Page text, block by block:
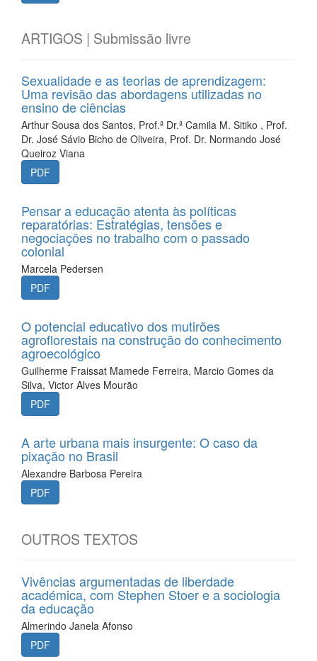
ARTIGOS | Submissão livre
Sexualidade e as teorias de aprendizagem:
Uma revisão das abordagens utilizadas no
ensino de ciências
Arthur Sousa dos Santos, Prof.ª Dr.ª Camila M. Sitiko , Prof.
Dr. José Sávio Bicho de Oliveira, Prof. Dr. Normando José
Queiroz Viana
PDF
Pensar a educação atenta às políticas
reparatórias: Estratégias, tensões e
negociações no trabalho com o passado
colonial
Marcela Pedersen
PDF
O potencial educativo dos mutirões
agroflorestais na construção do conhecimento
agroecológico
Guilherme Fraissat Mamede Ferreira, Marcio Gomes da
Silva, Victor Alves Mourão
PDF
A arte urbana mais insurgente: O caso da
pixação no Brasil
Alexandre Barbosa Pereira
PDF
OUTROS TEXTOS
Vivências argumentadas de liberdade
académica, com Stephen Stoer e a sociologia
da educação
Almerindo Janela Afonso
PDF